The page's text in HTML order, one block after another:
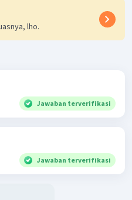
lho.
Jawaban terverifikasi
Jawaban terverifikasi